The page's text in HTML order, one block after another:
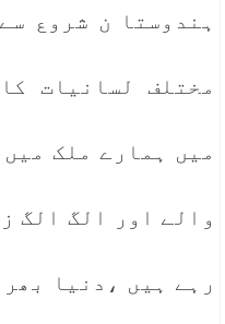
ہندوستا ن شروع
مختلف لسانیات
میں ہمارے ملک
والے اور الگ الگ
رہے ہیں ،دنیا